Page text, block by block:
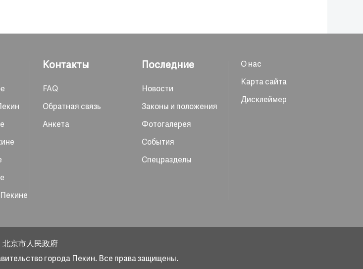
Контакты
FAQ
Обратная связь
Анкета
Последние
Новости
Законы и положения
Фотогалерея
События
Спецразделы
О нас
Карта сайта
Дисклеймер
北京市人民政府
города Пекин. Все права защищены.